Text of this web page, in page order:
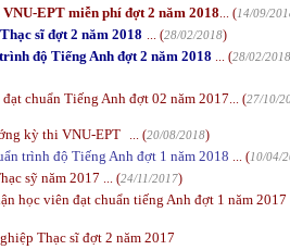
EPT miễn phí đợt 2 năm 2018... (14/09/
sĩ đợt 2 năm 2018 ... (28/02/2018)
độ Tiếng Anh đợt 2 năm 2018 ... (28/02/2018
chuẩn Tiếng Anh đợt 02 năm 2017... (27/10/
kỳ thi VNU-EPT ... (20/08/2018)
trình độ Tiếng Anh đợt 1 năm 2018 ... (10/04/
sỹ năm 2017 ... (24/11/2017)
học viên đạt chuẩn tiếng Anh đợt 1 năm 2017
Thạc sĩ đợt 2 năm 2017